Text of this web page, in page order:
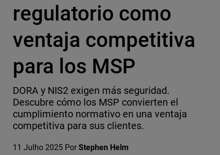
regulatorio como
ventaja competitiva
para los MSP
DORA y NIS2 exigen más seguridad.
Descubre cómo los MSP convierten el
cumplimiento normativo en una ventaja
competitiva para sus clientes.
11 Julho 2025 Por Stephen Helm